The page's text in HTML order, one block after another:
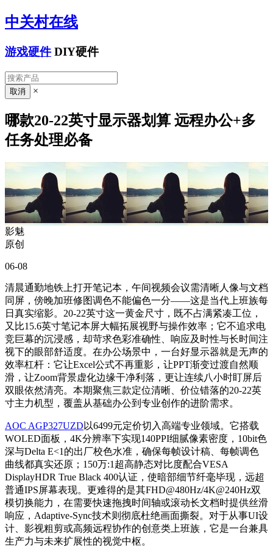
中关村在线
游戏硬件 DIY硬件
×
哪款20-22英寸显示器划算 远程办公+多
任务处理必备
影魅
原创
06-08
清晨通勤地铁上打开笔记本，午间视频会议需清晰人像与文档
同屏，傍晚加班修图调色不能偏色一分——这是当代上班族每
日真实缩影。20-22英寸这一黄金尺寸，既不占满紧凑工位，
又比15.6英寸笔记本屏大幅拓展视野与操作效率；它不追求电
竞巨幕的沉浸感，却苛求色彩准确性、响应及时性与长时间注
视下的眼部舒适度。在办公场景中，一台好显示器就是无声的
效率杠杆：它让Excel公式不再重影，让PPT渐变过渡自然顺
滑，让Zoom背景虚化边缘干净利落，更让连续八小时盯屏后
双眼依然清亮。本期聚焦三款定位清晰、价位错落的20-22英
寸主力机型，覆盖从基础办公到专业创作的进阶需求。
AOC AGP327UZD 以6499元定价切入高端专业领域。它搭载
WOLED面板，4K分辨率下实现140PPI细腻像素密度，10bit色
深与Delta E<1的出厂校色水准，确保每帧设计稿、每帧调色
曲线都真实还原；150万:1超高静态对比度配合VESA
DisplayHDR True Black 400认证，使暗部细节纤毫毕现，远超
普通IPS屏幕表现。更难得的是其FHD@480Hz/4K@240Hz双
模切换能力，在需要快速拖拽时间轴或滚动长文档时提供丝滑
响应，Adaptive-Sync技术则彻底杜绝画面撕裂。对于从事UI设
计、影视粗剪或高频远程协作的创意类上班族，它是一台兼具
生产力与未来扩展性的视觉中枢。